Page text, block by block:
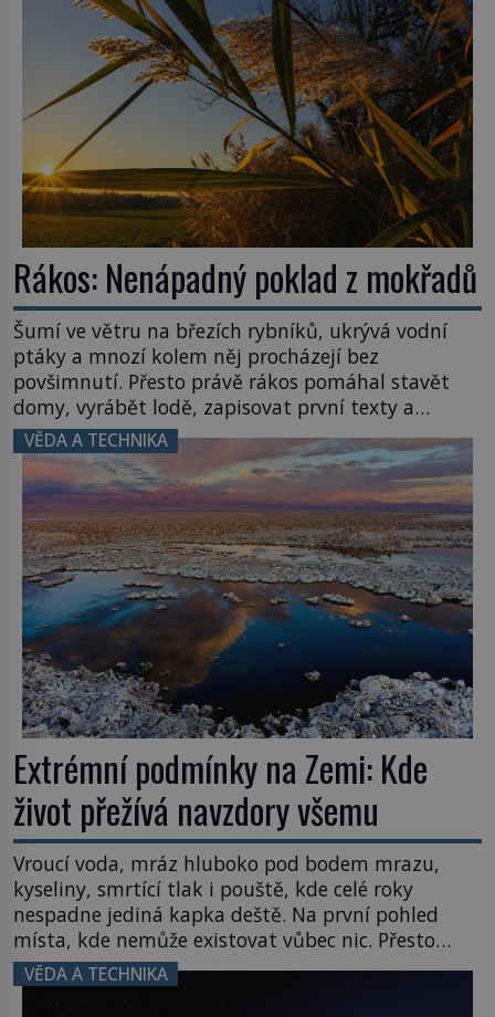
Rákos: Nenápadný poklad z mokřadů
Šumí ve větru na březích rybníků, ukrývá vodní
ptáky a mnozí kolem něj procházejí bez
povšimnutí. Přesto právě rákos pomáhal stavět
domy, vyrábět lodě, zapisovat první texty a
inspiroval řadu pověstí. Tato skromná, ale
užitečná rostlina provází člověka už tisíce let.
Většina lidí vnímá rákos jen jako obyčejnou kulisu
letního koupání. Stačí se však podívat […]
VĚDA A TECHNIKA
Extrémní podmínky na Zemi: Kde
život přežívá navzdory všemu
Vroucí voda, mráz hluboko pod bodem mrazu,
kyseliny, smrtící tlak i pouště, kde celé roky
nespadne jediná kapka deště. Na první pohled
místa, kde nemůže existovat vůbec nic. Přesto
právě tady vědci objevují organismy, které
posouvají hranice života. Každý nový nález mění
VĚDA A TECHNIKA